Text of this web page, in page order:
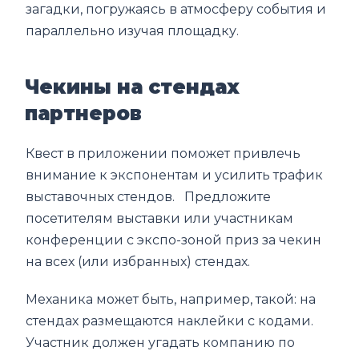
загадки, погружаясь в атмосферу события и
параллельно изучая площадку.
Чекины на стендах
партнеров
Квест в приложении поможет привлечь
внимание к экспонентам и усилить трафик
выставочных стендов. Предложите
посетителям выставки или участникам
конференции с экспо-зоной приз за чекин
на всех (или избранных) стендах.
Механика может быть, например, такой: на
стендах размещаются наклейки с кодами.
Участник должен угадать компанию по